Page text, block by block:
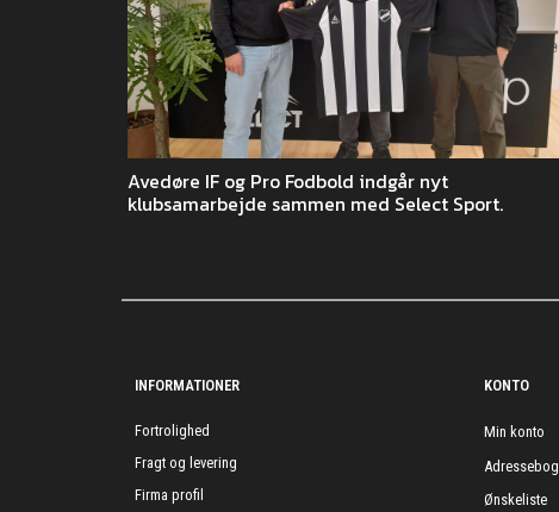
Avedøre IF og Pro Fodbold indgår nyt
klubsamarbejde sammen med Select Sport.
INFORMATIONER
Fortrolighed
Fragt og levering
Firma profil
KONTO
Min konto
Adressebog
Ønskeliste